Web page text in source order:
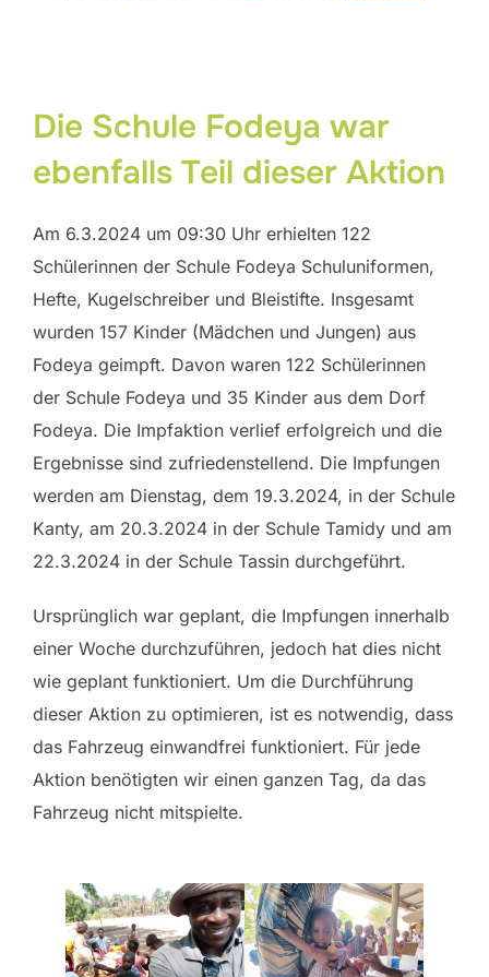
Die Schule Fodeya war
ebenfalls Teil dieser Aktion
Am 6.3.2024 um 09:30 Uhr erhielten 122
Schülerinnen der Schule Fodeya Schuluniformen,
Hefte, Kugelschreiber und Bleistifte. Insgesamt
wurden 157 Kinder (Mädchen und Jungen) aus
Fodeya geimpft. Davon waren 122 Schülerinnen
der Schule Fodeya und 35 Kinder aus dem Dorf
Fodeya. Die Impfaktion verlief erfolgreich und die
Ergebnisse sind zufriedenstellend. Die Impfungen
werden am Dienstag, dem 19.3.2024, in der Schule
Kanty, am 20.3.2024 in der Schule Tamidy und am
22.3.2024 in der Schule Tassin durchgeführt.
Ursprünglich war geplant, die Impfungen innerhalb
einer Woche durchzuführen, jedoch hat dies nicht
wie geplant funktioniert. Um die Durchführung
dieser Aktion zu optimieren, ist es notwendig, dass
das Fahrzeug einwandfrei funktioniert. Für jede
Aktion benötigten wir einen ganzen Tag, da das
Fahrzeug nicht mitspielte.